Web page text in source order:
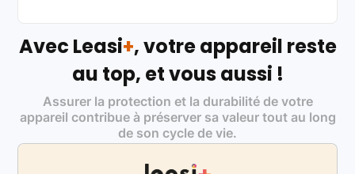
Avec Leasi+, votre appareil reste
au top, et vous aussi !
Assurer la protection et la durabilité de votre
appareil contribue à préserver sa valeur tout au long
de son cycle de vie.